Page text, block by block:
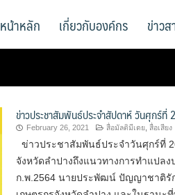
หน้าหลัก เกี่ยวกับองค์กร ข่าว
ข่าวประชาสัมพันธ์ประจำสัปดาห์ วันศุกร์
February 26, 2021 สื่อมัลติมีเดย, สื่อเสียง
ข่าวประชาสัมพันธ์ประจำวันศุกร์ที่
จังหวัดลำปางถึงแนวทางการทำแ
ก.พ.2564 นายประพัฒน์ ปัญญาชาติรั